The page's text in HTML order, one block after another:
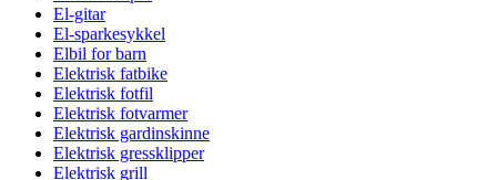
El-gitar
El-sparkesykkel
Elbil for barn
Elektrisk fatbike
Elektrisk fotfil
Elektrisk fotvarmer
Elektrisk gardinskinne
Elektrisk gressklipper
Elektrisk grill